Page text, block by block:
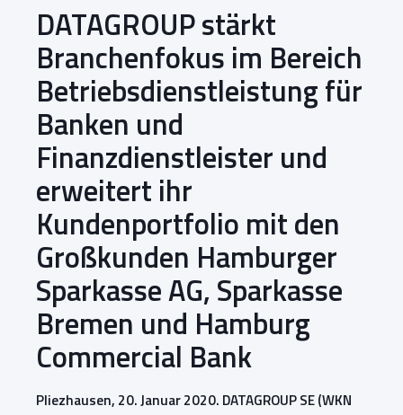
DATAGROUP stärkt
Branchenfokus im Bereich
Betriebsdienstleistung für
Banken und
Finanzdienstleister und
erweitert ihr
Kundenportfolio mit den
Großkunden Hamburger
Sparkasse AG, Sparkasse
Bremen und Hamburg
Commercial Bank
Pliezhausen, 20. Januar 2020. DATAGROUP SE (WKN